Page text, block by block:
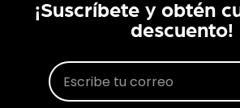
¡Suscríbete y obtén
descuento!